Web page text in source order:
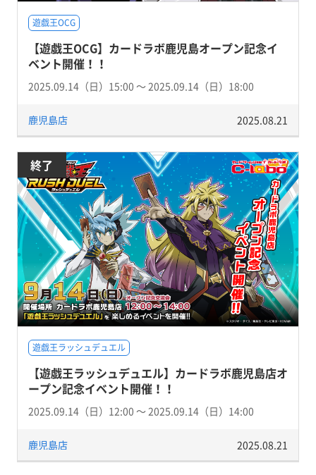
遊戯王OCG
【遊戯王OCG】カードラボ鹿児島オープン記念イ
ベント開催！！
2025.09.14（日）15:00 〜 2025.09.14（日）18:00
鹿児島店 2025.08.21
終了
遊戯王ラッシュデュエル
【遊戯王ラッシュデュエル】カードラボ鹿児島店オ
ープン記念イベント開催！！
2025.09.14（日）12:00 〜 2025.09.14（日）14:00
鹿児島店 2025.08.21